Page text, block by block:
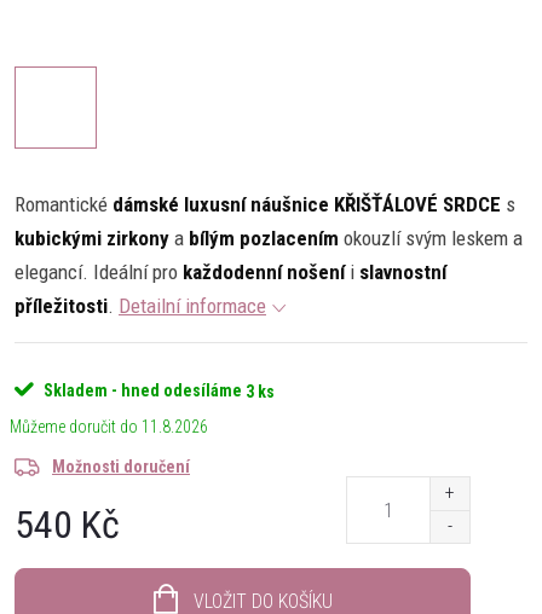
Romantické dámské luxusní náušnice KŘIŠŤÁLOVÉ SRDCE s
kubickými zirkony a bílým pozlacením okouzlí svým leskem a
elegancí. Ideální pro každodenní nošeníi slavnostní
příležitosti. Detailní informace
Skladem - hned odesíláme 3 ks
11.8.2026
Možnosti doručení
540 Kč
VLOŽIT DO KOŠÍKU